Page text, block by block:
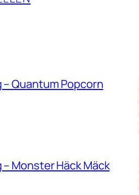
– Quantum Popcorn
Monster Häck Mäck